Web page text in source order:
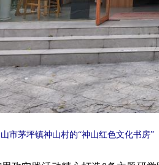
茅坪镇神山村的“神山红色文化书房”